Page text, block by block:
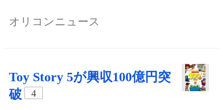
オリコンニュース
Toy Story 5が興収100億円突
破
4